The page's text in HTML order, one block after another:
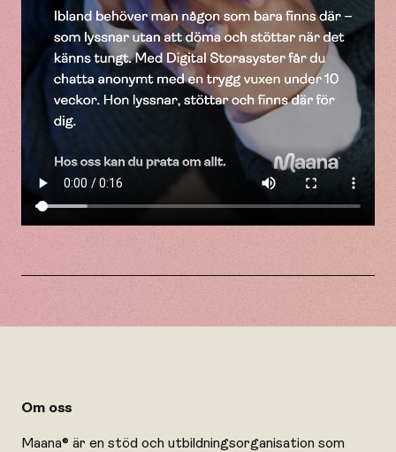
Om oss
Maana® är en stöd och utbildningsorganisation som